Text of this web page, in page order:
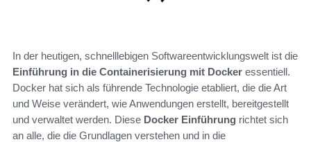
In der heutigen, schnelllebigen Softwareentwicklungswelt ist die
Einführung in die Containerisierung mit Docker essentiell.
Docker hat sich als führende Technologie etabliert, die die Art
und Weise verändert, wie Anwendungen erstellt, bereitgestellt
und verwaltet werden. Diese Docker Einführung richtet sich
an alle, die die Grundlagen verstehen und in die